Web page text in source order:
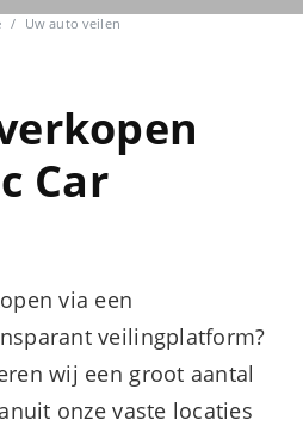
Uw auto veilen
Car
via een
veilingplatform?
wij een groot aantal
onze vaste locaties